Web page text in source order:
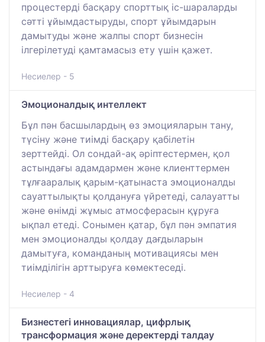
процестерді басқару спорттық іс-шараларды
сәтті ұйымдастыруды, спорт ұйымдарын
дамытуды және жалпы спорт бизнесін
ілгерілетуді қамтамасыз ету үшін қажет.
Несиелер - 5
Эмоционалдық интеллект
Бұл пән басшылардың өз эмоцияларын тану,
түсіну және тиімді басқару қабілетін
зерттейді. Ол сондай-ақ әріптестермен, қол
астындағы адамдармен және клиенттермен
тұлғааралық қарым-қатынаста эмоционалды
сауаттылықты қолдануға үйретеді, салауатты
және өнімді жұмыс атмосферасын құруға
ықпал етеді. Сонымен қатар, бұл пән эмпатия
мен эмоционалды қолдау дағдыларын
дамытуға, команданың мотивациясы мен
тиімділігін арттыруға көмектеседі.
Несиелер - 4
Бизнестегі инновациялар, цифрлық
трансформация және деректерді талдау